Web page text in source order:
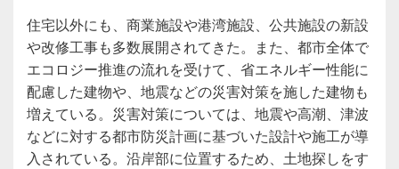
住宅以外にも、商業施設や港湾施設、公共施設の新設
や改修工事も多数展開されてきた。また、都市全体で
エコロジー推進の流れを受けて、省エネルギー性能に
配慮した建物や、地震などの災害対策を施した建物も
増えている。災害対策については、地震や高潮、津波
などに対する都市防災計画に基づいた設計や施工が導
入されている。沿岸部に位置するため、土地探しをす